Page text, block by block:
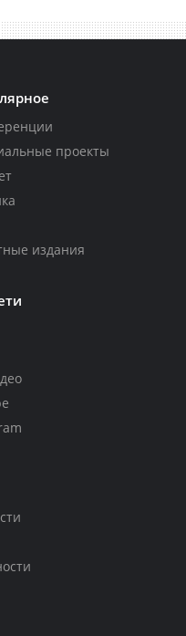
проекты
издания